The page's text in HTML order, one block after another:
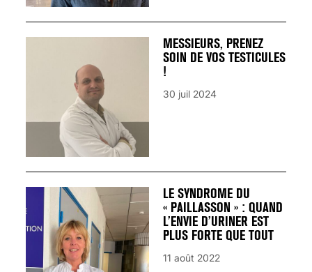
MESSIEURS, PRENEZ
SOIN DE VOS TESTICULES
!
30 juil 2024
LE SYNDROME DU
« PAILLASSON » : QUAND
L’ENVIE D’URINER EST
PLUS FORTE QUE TOUT
11 août 2022